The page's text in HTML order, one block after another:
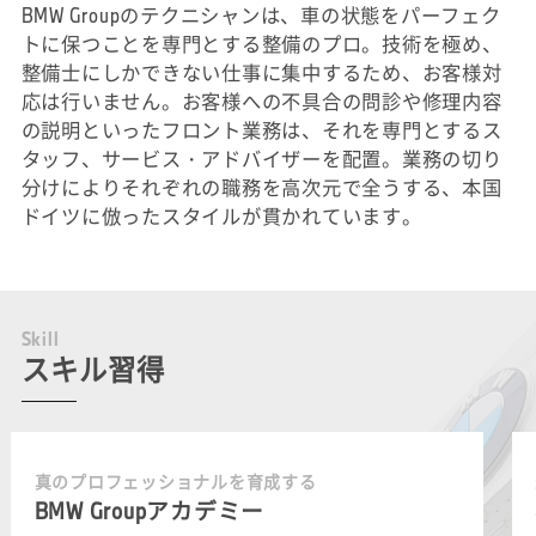
BMW Groupのテクニシャンは、車の状態をパーフェク
トに保つことを専門とする整備のプロ。技術を極め、
整備士にしかできない仕事に集中するため、お客様対
応は行いません。お客様への不具合の問診や修理内容
の説明といったフロント業務は、それを専門とするス
タッフ、サービス・アドバイザーを配置。業務の切り
分けによりそれぞれの職務を高次元で全うする、本国
ドイツに倣ったスタイルが貫かれています。
Skill
スキル習得
真のプロフェッショナルを育成する
BMW Groupアカデミー